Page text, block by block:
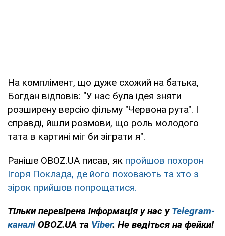
На комплімент, що дуже схожий на батька,
Богдан відповів: "У нас була ідея зняти
розширену версію фільму "Червона рута". І
справді, йшли розмови, що роль молодого
тата в картині міг би зіграти я".
Раніше OBOZ.UA писав, як пройшов похорон
Ігоря Поклада, де його поховають та хто з
зірок прийшов попрощатися.
Тільки перевірена інформація у нас у Telegram-
каналі OBOZ.UA та Viber. Не ведіться на фейки!